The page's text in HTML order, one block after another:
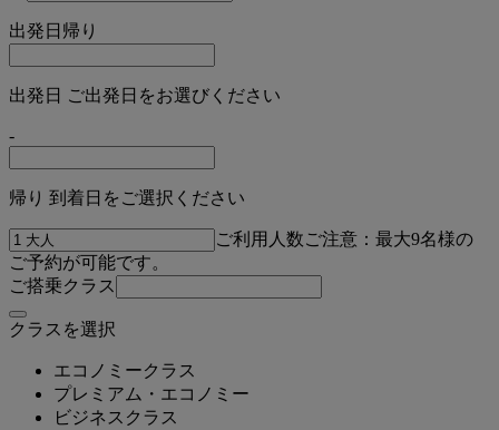
出発日 帰り
出発日 ご出発日をお選びください
-
帰り 到着日をご選択ください
ご利用人数ご注意：最大9名様の
ご予約が可能です。
ご搭乗クラス
クラスを選択
エコノミークラス
プレミアム・エコノミー
ビジネスクラス